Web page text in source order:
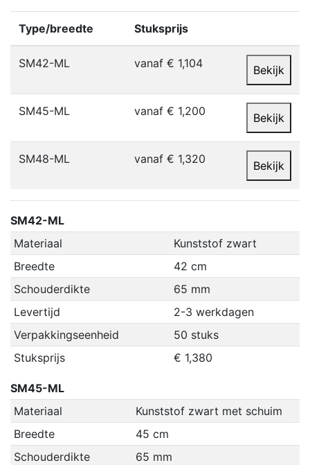
Type/breedte Stuksprijs
SM42-ML vanaf € 1,104 Bekijk
SM45-ML vanaf € 1,200 Bekijk
SM48-ML vanaf € 1,320 Bekijk
SM42-ML
Materiaal
Kunststof zwart
Breedte
42 cm
Schouderdikte
65 mm
Levertijd
2-3 werkdagen
Verpakkingseenheid
50 stuks
Stuksprijs
€ 1,380
SM45-ML
Materiaal
Kunststof zwart met schuim
Breedte
45 cm
Schouderdikte
65 mm